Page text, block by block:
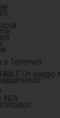
e Terremoti
Un